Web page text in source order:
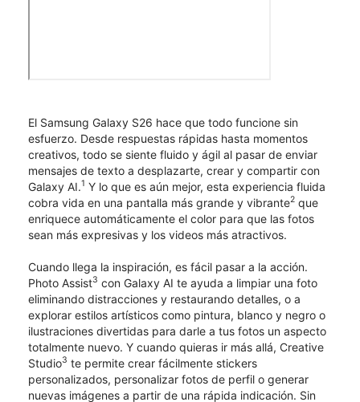
El Samsung Galaxy S26 hace que todo funcione sin
esfuerzo. Desde respuestas rápidas hasta momentos
creativos, todo se siente fluido y ágil al pasar de enviar
mensajes de texto a desplazarte, crear y compartir con
Galaxy AI.1 Y lo que es aún mejor, esta experiencia fluida
cobra vida en una pantalla más grande y vibrante2 que
enriquece automáticamente el color para que las fotos
sean más expresivas y los videos más atractivos.
Cuando llega la inspiración, es fácil pasar a la acción.
Photo Assist3 con Galaxy AI te ayuda a limpiar una foto
eliminando distracciones y restaurando detalles, o a
explorar estilos artísticos como pintura, blanco y negro o
ilustraciones divertidas para darle a tus fotos un aspecto
totalmente nuevo. Y cuando quieras ir más allá, Creative
Studio3 te permite crear fácilmente stickers
personalizados, personalizar fotos de perfil o generar
nuevas imágenes a partir de una rápida indicación. Sin